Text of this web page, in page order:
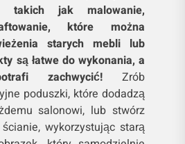
takich jak malowanie,
które można
starych mebli lub
są łatwe do wykonania, a
zachwycić! Zrób
poduszki, które dodadzą
salonowi, lub stwórz
wykorzystując starą